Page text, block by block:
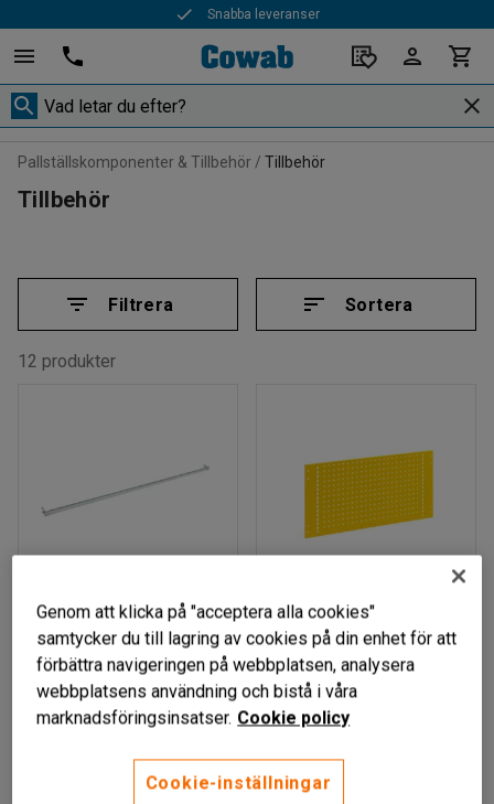
Snabba leveranser
Pallställskomponenter & Tillbehör Tillbehör
Tillbehör
Filtrera Sortera
12 produkter
Finns i flera utföranden
KEBNEKAISE
Genomskjutningsskyd
d till pallställ, 3600 mm
Art. nr:34591
KÖP
KEBNEKAISE
Verktygstavla till
pallställ, 550x1100 mm
Art. nr:34573
429 kr
exkl. moms
Genom att klicka på "acceptera alla cookies"
samtycker du till lagring av cookies på din enhet för att
förbättra navigeringen på webbplatsen, analysera
webbplatsens användning och bistå i våra
marknadsföringsinsatser. Cookie policy
Cookie-inställningar